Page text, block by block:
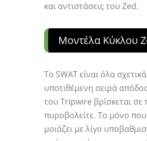
και αντιστάσεις του Zed.
Μοντέλα Κύκλου
Το SWAT είναι όλα
υποτιθέμενη σειρά
του Tripwire βρίσκεται σε
πυροβολείτε. Το μόνο που
μοιάζει με λίγο